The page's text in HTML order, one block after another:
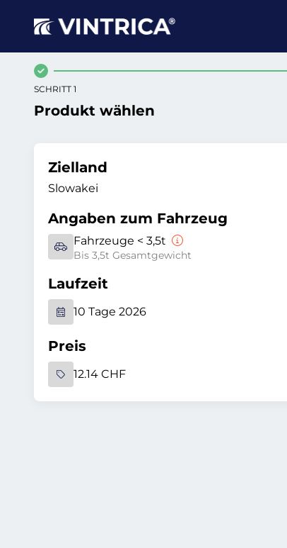
SCHRITT 1
Produkt wählen
Zielland
Slowakei
Angaben zum Fahrzeug
Fahrzeuge < 3,5t
Bis 3,5t Gesamtgewicht
Laufzeit
10 Tage 2026
Preis
12.14 CHF